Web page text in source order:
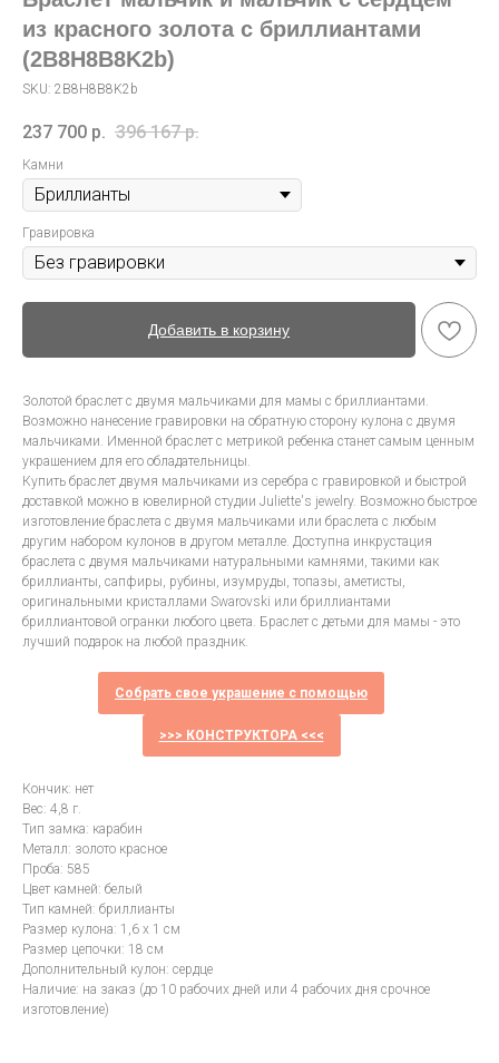
из красного золота с бриллиантами
(2B8H8B8K2b)
SKU: 2B8H8B8K2b
237 700 р. 396 167 р.
Камни
Гравировка
Добавить в корзину
Золотой браслет с двумя мальчиками для мамы с бриллиантами.
Возможно нанесение гравировки на обратную сторону кулона с двумя
мальчиками. Именной браслет с метрикой ребенка станет самым ценным
украшением для его обладательницы.
Купить браслет двумя мальчиками из серебра с гравировкой и быстрой
доставкой можно в ювелирной студии Juliette's jewelry. Возможно быстрое
изготовление браслета с двумя мальчиками или браслета с любым
другим набором кулонов в другом металле. Доступна инкрустация
браслета с двумя мальчиками натуральными камнями, такими как
бриллианты, сапфиры, рубины, изумруды, топазы, аметисты,
оригинальными кристаллами Swarovski или бриллиантами
бриллиантовой огранки любого цвета. Браслет с детьми для мамы - это
лучший подарок на любой праздник.
Собрать свое украшение с помощью
>>> КОНСТРУКТОРА <<<
Кончик: нет
Вес: 4,8 г.
Тип замка: карабин
Металл: золото красное
Проба: 585
Цвет камней: белый
Тип камней: бриллианты
Размер кулона: 1,6 х 1 см
Размер цепочки: 18 см
Дополнительный кулон: сердце
Наличие: на заказ (до 10 рабочих дней или 4 рабочих дня срочное
изготовление)